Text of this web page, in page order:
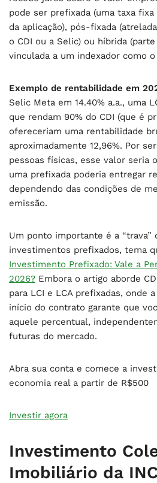
pode ser prefixada (uma taxa
da aplicação), pós-fixada
o CDI ou a Selic) ou híbrida
vinculada a um indexador como o
Exemplo de rentabilidade em
Selic Meta em 14.40% a.a., uma
que rendam 90% do CDI (que é
ofereceriam uma rentabilidade
aproximadamente 12,96%. Por
pessoas físicas, esse valor seria
uma prefixada poderia entregar
dependendo das condições de
emissão.
Um ponto importante é a “trava”
investimentos prefixados, tema
Investimento Prefixado: Vale a
2026? Embora o artigo aborde
para LCI e LCA prefixadas, onde
início do contrato garante que
aquele percentual,
futuras do mercado.
Abra sua conta e comece a
economia real a partir de R$500
Investir agora
Investimento
Imobiliário da